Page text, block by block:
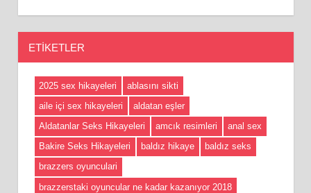
ETIKETLER
2025 sex hikayeleri
ablasını sikti
aile içi sex hikayeleri
aldatan eşler
Aldatanlar Seks Hikayeleri
amcık resimleri
anal sex
Bakire Seks Hikayeleri
baldız hikaye
baldız seks
brazzers oyunculari
brazzerstaki oyuncular ne kadar kazanıyor 2018